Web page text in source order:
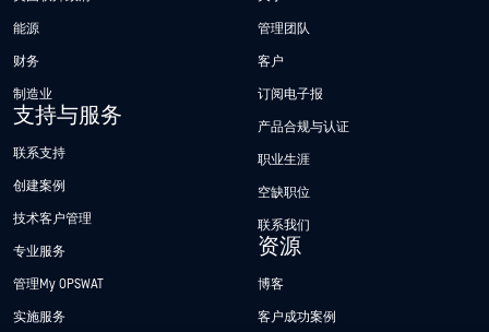
能源
财务
制造业
支持与服务
联系支持
创建案例
技术客户管理
专业服务
管理My OPSWAT
实施服务
管理团队
客户
订阅电子报
产品合规与认证
职业生涯
空缺职位
联系我们
资源
博客
客户成功案例